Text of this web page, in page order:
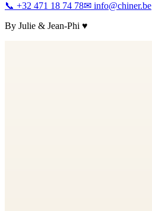
📞 +32 471 18 74 78✉ info@chiner.be
By Julie & Jean-Phi ♥